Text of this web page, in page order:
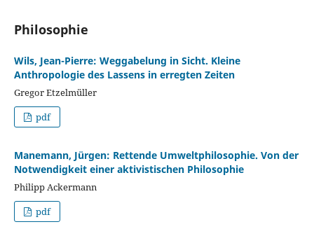
Philosophie
Wils, Jean-Pierre: Weggabelung in Sicht. Kleine
Anthropologie des Lassens in erregten Zeiten
Gregor Etzelmüller
pdf
Manemann, Jürgen: Rettende Umweltphilosophie. Von der
Notwendigkeit einer aktivistischen Philosophie
Philipp Ackermann
pdf